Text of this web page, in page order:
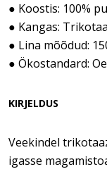
● Koostis: 100%
● Kangas:
● Lina mõõdud:
● Ökostandard:
KIRJELDUS
Veekindel
igasse